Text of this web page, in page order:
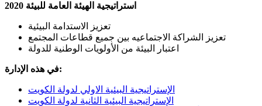
استراتيجية الهيئة العامة للبيئة 2020
تعزيز الاستدامة البيئية
تعزيز الشراكة الاجتماعيه بين جميع قطاعات المجتمع
اعتبار البيئة من الأولويات الوطنية للدولة
في هذه الإدارة:
الإستراتيجية البيئية الاولي لدولة الكويت
الإستراتيجية البيئية الثانية لدولة الكويت